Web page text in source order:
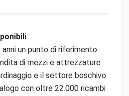
un punto di riferimento
di mezzi e attrezzature
e il settore boschivo.
con oltre 22.000 ricambi